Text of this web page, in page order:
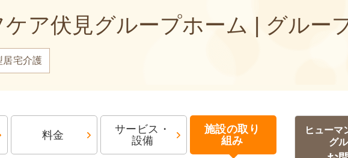
ア伏見グループホーム | グルー
居宅介護
料金
サービス・
設備
施設の取り
組み
ヒューマ
グ